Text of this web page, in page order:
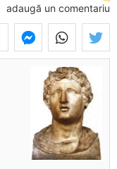
adaugă un comentariu